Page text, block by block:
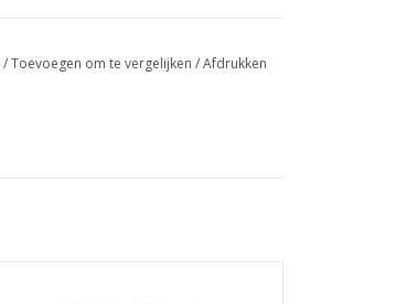
/Toevoegen om te vergelijken /Afdrukken